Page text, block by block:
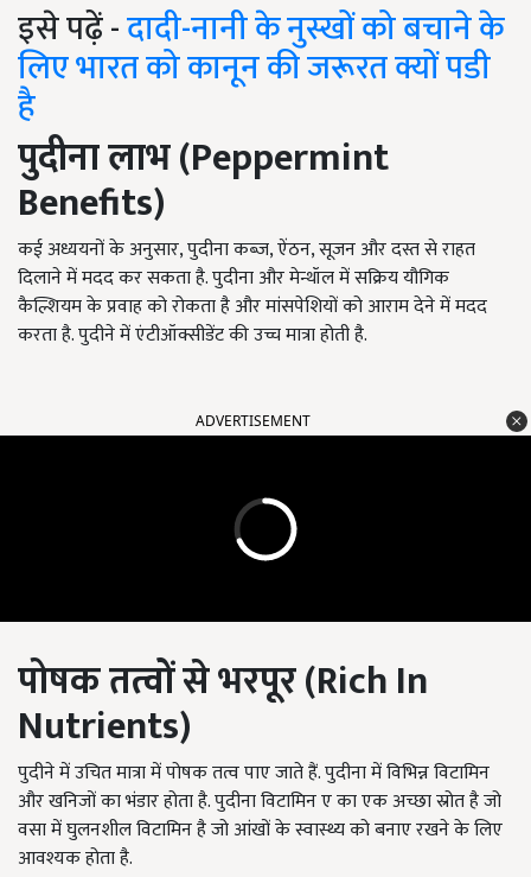
इसे पढ़ें -दादी-नानी के नुस्खों को बचाने के
लिए भारत को कानून की जरूरत क्यों पडी
है
पुदीना लाभ (Peppermint
Benefits)
कई अध्ययनों के अनुसार, पुदीना कब्ज, ऐंठन, सूजन और दस्त से राहत
दिलाने में मदद कर सकता है. पुदीना और मेन्थॉल में सक्रिय यौगिक
कैल्शियम के प्रवाह को रोकता है और मांसपेशियों को आराम देने में मदद
करता है. पुदीने में एंटीऑक्सीडेंट की उच्च मात्रा होती है.
ADVERTISEMENT
पोषक तत्वों से भरपूर (Rich In
Nutrients)
पुदीने में उचित मात्रा में पोषक तत्व पाए जाते हैं. पुदीना में विभिन्न विटामिन
और खनिजों का भंडार होता है. पुदीना विटामिन ए का एक अच्छा स्रोत है जो
वसा में घुलनशील विटामिन है जो आंखों के स्वास्थ्य को बनाए रखने के लिए
आवश्यक होता है.